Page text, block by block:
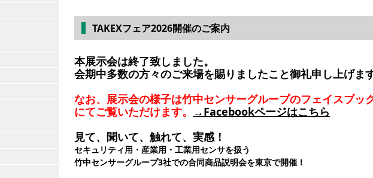
TAKEXフェア2026開催のご案内
本展示会は終了致しました。
会期中多数の方々のご来場を賜りましたこと御礼申し上げます
なお、展示会の様子は竹中センサーグループのフェイスブッ
にてご覧いただけます。 →Facebookページはこちら
見て、聞いて、触れて、実感！
セキュリティ用・産業用・工業用センサを扱う
竹中センサーグループ3社での合同商品説明会を東京で開催！